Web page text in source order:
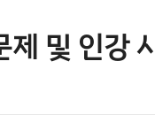
및 인강